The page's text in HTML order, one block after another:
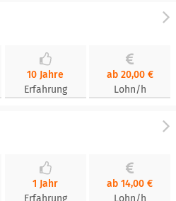
10 Jahre
Erfahrung
ab 20,00 €
Lohn/h
1 Jahr
Erfahrung
ab 14,00 €
Lohn/h